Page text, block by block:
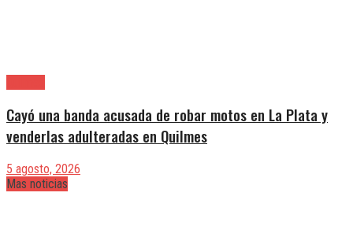
Cayó una banda acusada de robar motos en La Plata y
venderlas adulteradas en Quilmes
5 agosto, 2026
Mas noticias